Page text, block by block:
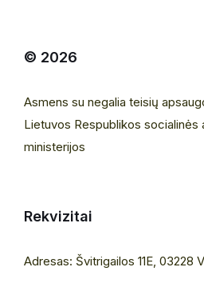
© 2026
Asmens su negalia teisių
Lietuvos Respublikos socialinės
ministerijos
Rekvizitai
Adresas: Švitrigailos 11E, 03228